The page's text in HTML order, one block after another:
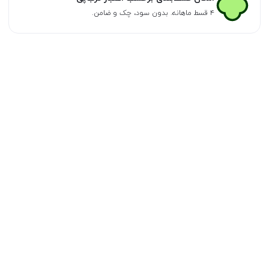
۴ قسط ماهانه. بدون سود، چک و ضامن.